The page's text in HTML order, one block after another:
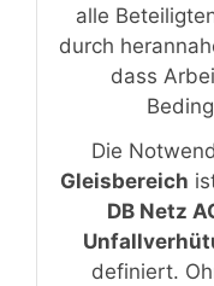
alle
durch
dass
Die
Gleisbereich
DB Netz
definiert.